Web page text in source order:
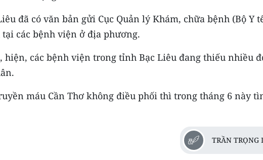
đã có văn bản gửi Cục Quản lý Khám, chữa bệnh (Bộ Y
các bệnh viện ở địa phương.
hiện, các bệnh viện trong tỉnh Bạc Liêu đang thiếu nhiều
máu Cần Thơ không điều phối thì trong tháng 6 này
TRẦN TRỌNG